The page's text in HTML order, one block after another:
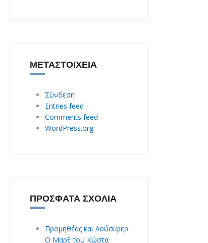
ΜΕΤΑΣΤΟΙΧΕΊΑ
Σύνδεση
Entries feed
Comments feed
WordPress.org
ΠΡΌΣΦΑΤΑ ΣΧΌΛΙΑ
Προμηθέας και Λούσιφερ:
O Mαρξ του Κώστα